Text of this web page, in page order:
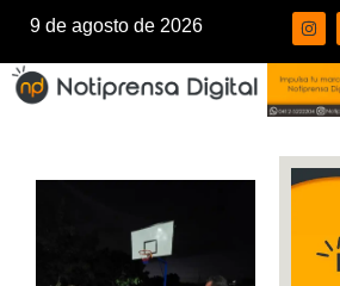
9 de agosto de 2026